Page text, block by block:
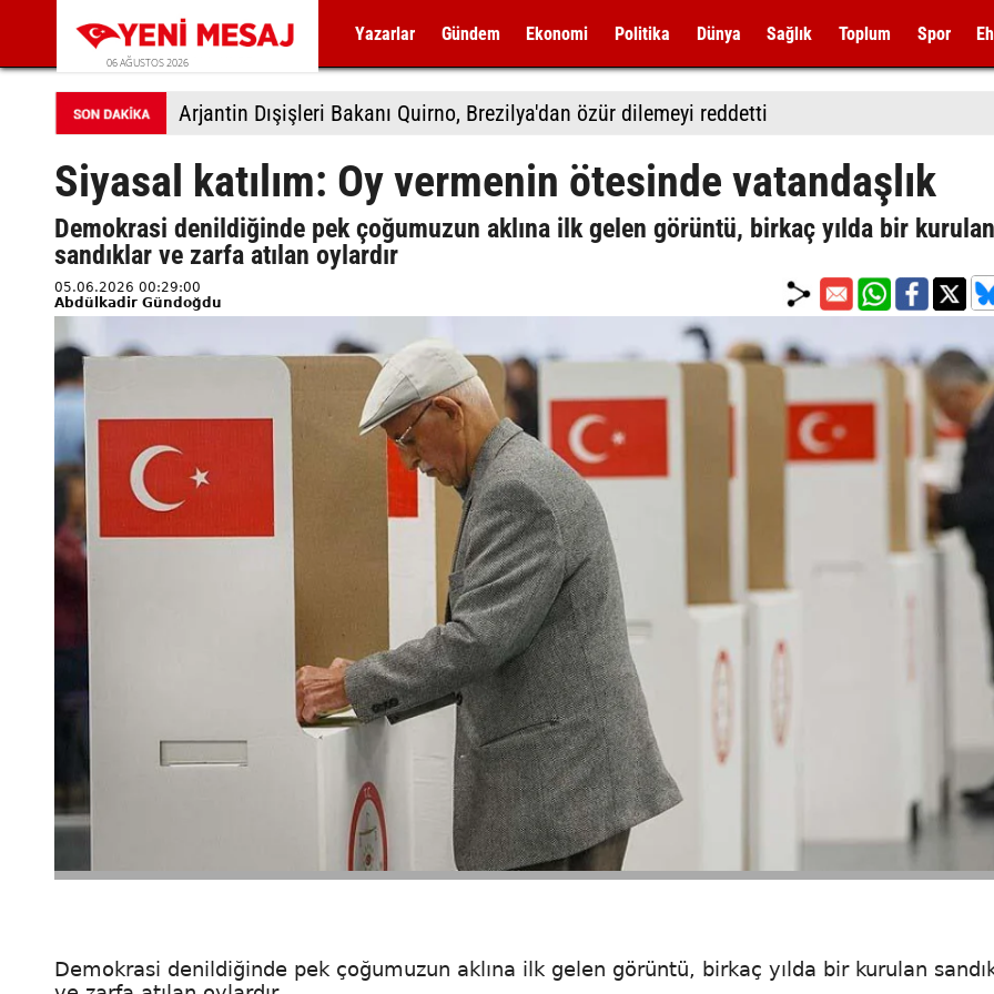
06 AĞUSTOS 2026
Yazarlar Gündem Ekonomi Politika Dünya Sağlık Toplum Spor
Arjantin Dışişleri Bakanı Quirno, Brezilya'dan özür dilemeyi reddetti
Siyasal katılım: Oy vermenin ötesinde vatandaşlık
Demokrasi denildiğinde pek çoğumuzun aklına ilk gelen görüntü, birkaç yılda bir kurulan
sandıklar ve zarfa atılan oylardır
05.06.2026 00:29:00
Abdülkadir Gündoğdu
Demokrasi denildiğinde pek çoğumuzun aklına ilk gelen görüntü, birkaç yılda bir kurulan